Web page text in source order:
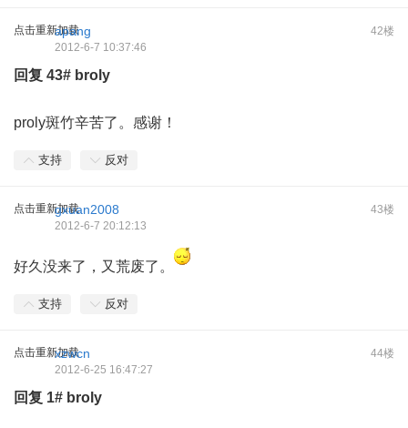
点击重新加载 42楼
apang
2012-6-7 10:37:46
回复 43# broly
proly斑竹辛苦了。感谢！
支持 反对
点击重新加载 43楼
gxuan2008
2012-6-7 20:12:13
好久没来了，又荒废了。
支持 反对
点击重新加载 44楼
xzwcn
2012-6-25 16:47:27
回复 1# broly